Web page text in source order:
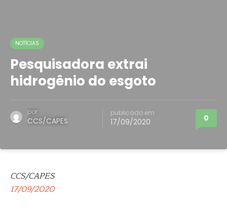
NOTÍCIAS
Pesquisadora extrai
hidrogênio do esgoto
por
CCS/CAPES
publicado em
17/09/2020 0
CCS/CAPES
17/09/2020